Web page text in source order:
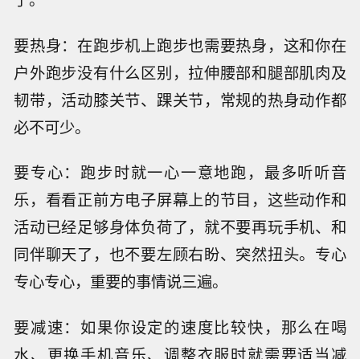
要热身：在跑步机上跑步也需要热身，这和你在
户外跑步没有什么区别，拉伸腰部和腿部肌肉及
韧带，活动膝关节、踝关节，常规的热身动作都
必不可少。
要专心：跑步时就一心一意地跑，最多听听音
乐，看看正前方电子屏幕上的节目，这些动作和
活动已经足够身体负荷了，就不要再玩手机、和
同伴聊天了，也不要左顾右盼、突然扭头。专心
专心专心，重要的事情说三遍。
要减速：如果你设定的速度比较快，那么在喝
水、更换手机音乐、调整衣服时就需要适当减